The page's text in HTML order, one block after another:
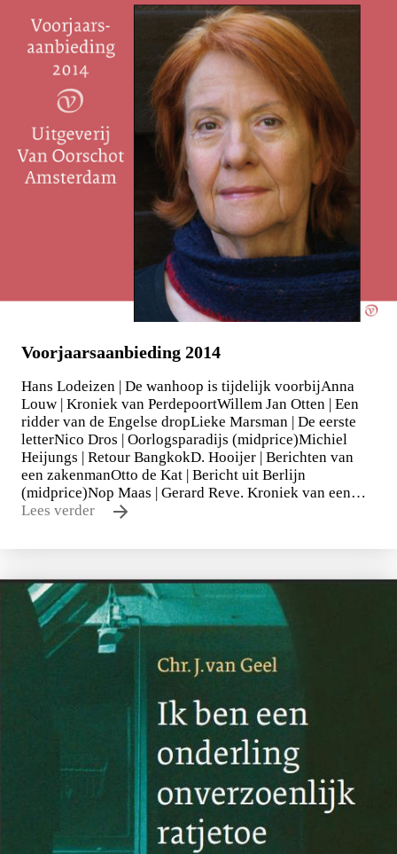
Voorjaarsaanbieding 2014
Hans Lodeizen | De wanhoop is tijdelijk voorbijAnna
Louw | Kroniek van PerdepoortWillem Jan Otten | Een
ridder van de Engelse dropLieke Marsman | De eerste
letterNico Dros | Oorlogsparadijs (midprice)Michiel
Heijungs | Retour BangkokD. Hooijer | Berichten van
een zakenmanOtto de Kat | Bericht uit Berlijn
(midprice)Nop Maas | Gerard Reve. Kroniek van een…
Lees verder